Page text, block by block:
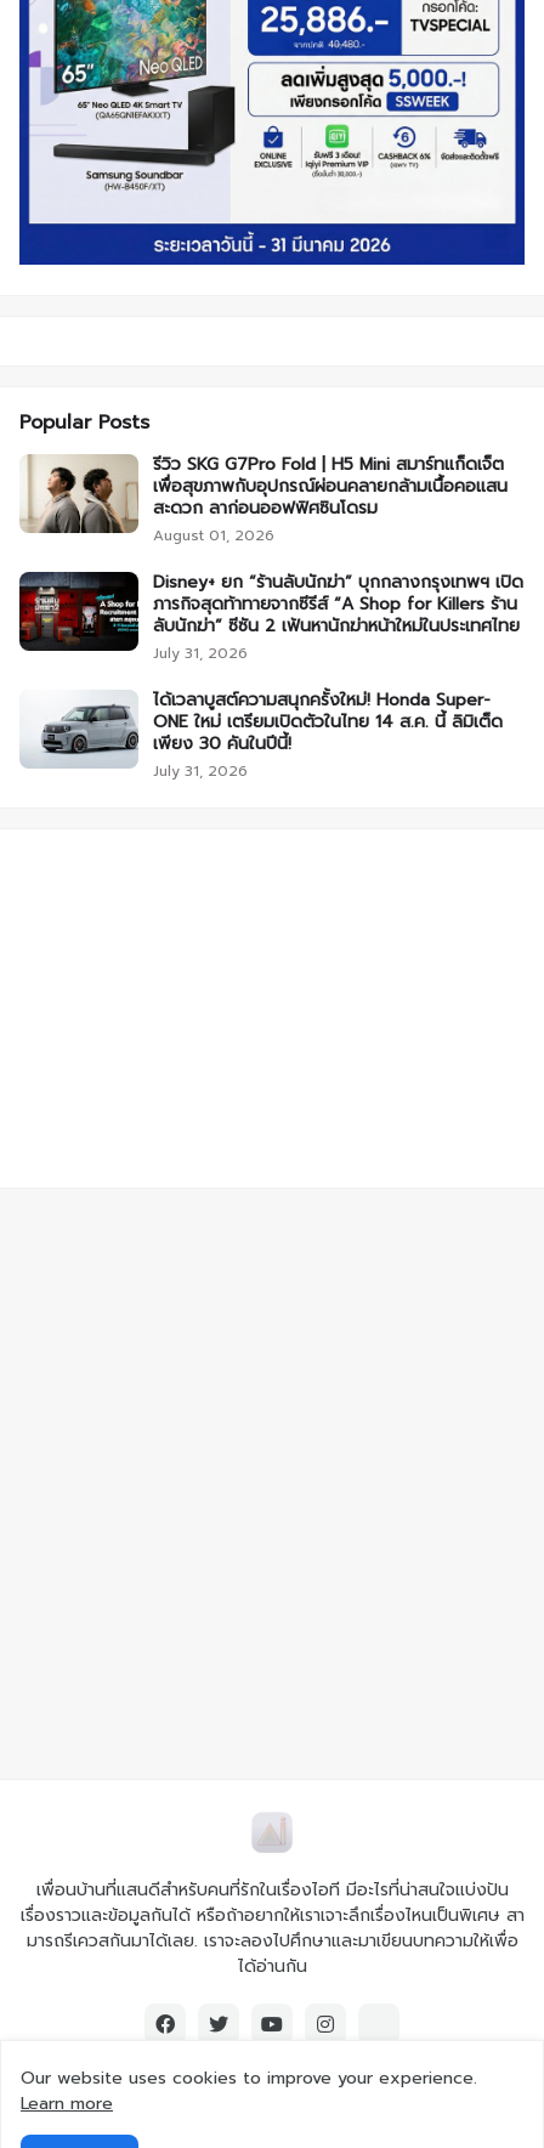
Popular Posts
รีวิว SKG G7Pro Fold | H5 Mini สมาร์ทแก็ดเจ็ต
เพื่อสุขภาพกับอุปกรณ์ผ่อนคลายกล้ามเนื้อคอแสน
สะดวก ลาก่อนออฟฟิศซินโดรม
August 01, 2026
Disney+ ยก “ร้านลับนักฆ่า” บุกกลางกรุงเทพฯ เปิด
ภารกิจสุดท้าทายจากซีรีส์ “A Shop for Killers ร้าน
ลับนักฆ่า” ซีซัน 2 เฟ้นหานักฆ่าหน้าใหม่ในประเทศไทย
July 31, 2026
ได้เวลาบูสต์ความสนุกครั้งใหม่! Honda Super-
ONE ใหม่ เตรียมเปิดตัวในไทย 14 ส.ค. นี้ ลิมิเต็ด
เพียง 30 คันในปีนี้!
July 31, 2026
เพื่อนบ้านที่แสนดีสำหรับคนที่รักในเรื่องไอที มีอะไรที่น่าสนใจแบ่งปัน
เรื่องราวและข้อมูลกันได้ หรือถ้าอยากให้เราเจาะลึกเรื่องไหนเป็นพิเศษ สา
มารถรีเควสกันมาได้เลย. เราจะลองไปศึกษาและมาเขียนบทความให้เพื่อ
ได้อ่านกัน
Our website uses cookies to improve your experience.
Learn more